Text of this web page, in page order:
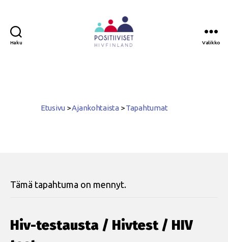
Haku Valikko
Etusivu >Ajankohtaista >Tapahtumat
Tämä tapahtuma on mennyt.
Hiv-testausta / Hivtest / HIV